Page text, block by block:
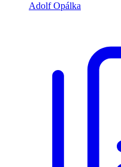
Adolf Opálka